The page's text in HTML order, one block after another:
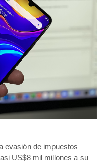
evasión de impuestos
US$8 mil millones a su